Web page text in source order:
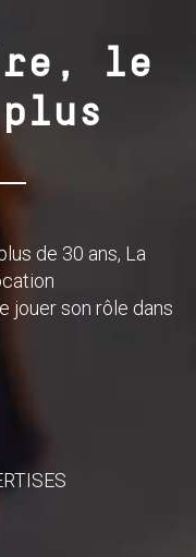
le
de 30 ans, La
jouer son rôle dans